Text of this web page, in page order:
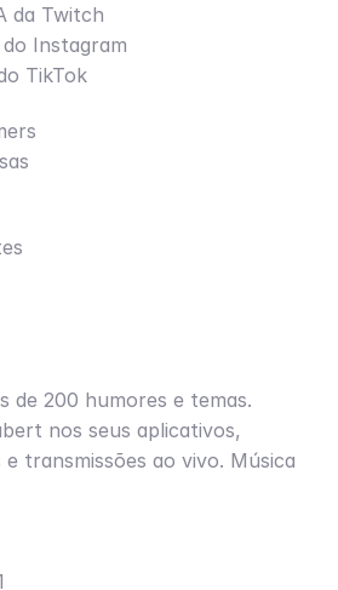
da Twitch
Instagram
TikTok
de 200 humores e temas.
nos seus aplicativos,
transmissões ao vivo. Música